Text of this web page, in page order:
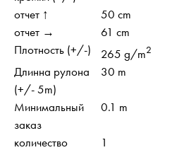
отчет ↑
50 cm
отчет →
61 cm
Плотность (+/-)
265 g/m2
Длинна рулона
(+/- 5m)
30 m
Минимальный
заказ
0.1 m
количество
1